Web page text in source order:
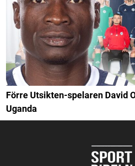
Förre Utsikten-spelaren David
Uganda